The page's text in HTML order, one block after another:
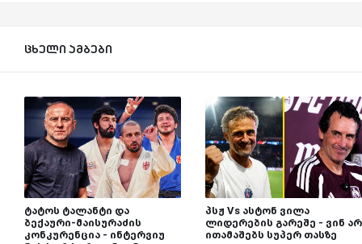
ცხელი ამბები
ტატოს ტალანტი და
ბექაური-მაისურაძის
კონკურენცია - ინტერვიუ
პსჟ Vs ასტონ ვილა
ლიდერების გარეშე - ვინ არ
ითამაშებს სუპერ თასზე